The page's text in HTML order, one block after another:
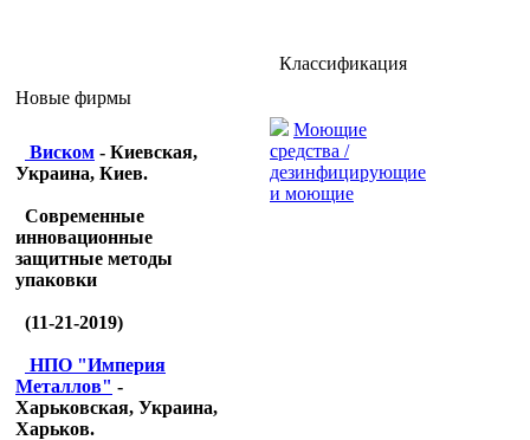
Новые фирмы
Виском - Киевская,
Украина, Киев.
Современные
инновационные
защитные методы
упаковки
(11-21-2019)
НПО "Империя
Металлов" -
Харьковская, Украина,
Харьков.
Классификация
Моющие
средства /
дезинфицирующие
и моющие